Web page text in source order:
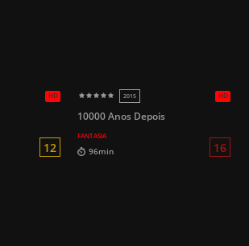
10000 Anos Depois
FANTASIA